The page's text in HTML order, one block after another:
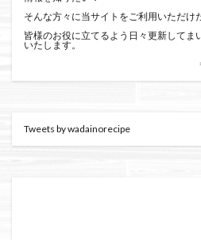
そんな方々に当サイトをご利用いただけ
皆様のお役に立てるよう日々更新してま
いたします。
Tweets by wadainorecipe